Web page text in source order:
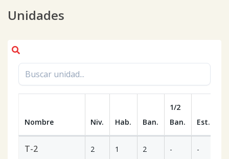
Unidades
Nombre Niv. Hab. Ban.
1/2
Ban.
Est.
T-2 2 1 2 - -